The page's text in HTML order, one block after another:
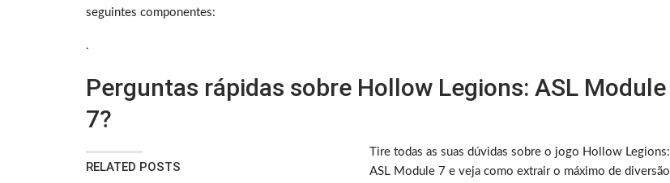
seguintes componentes:
.
Perguntas rápidas sobre Hollow Legions: ASL Module
7?
RELATED POSTS
Tire todas as suas dúvidas sobre o jogo Hollow Legions:
ASL Module 7 e veja como extrair o máximo de diversão